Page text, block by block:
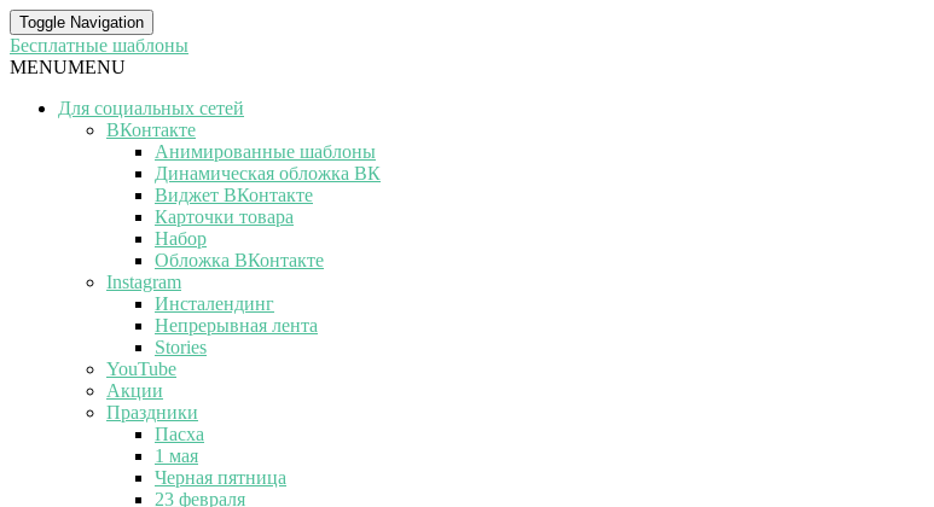
Toggle Navigation
Бесплатные шаблоны
MENUMENU
Для социальных сетей
ВКонтакте
Анимированные шаблоны
Динамическая обложка ВК
Виджет ВКонтакте
Карточки товара
Набор
Обложка ВКонтакте
Instagram
Инсталендинг
Непрерывная лента
Stories
YouTube
Акции
Праздники
Пасха
1 мая
Черная пятница
23 февраля